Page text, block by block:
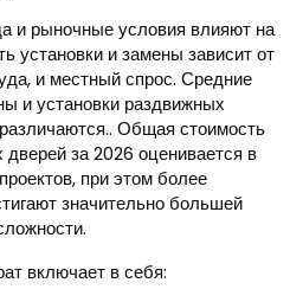
и рыночные условия влияют на
установки и замены зависит от
и местный спрос. Средние
и установки раздвижных
Общая стоимость
за 2026 оценивается в
при этом более
значительно большей
включает в себя: